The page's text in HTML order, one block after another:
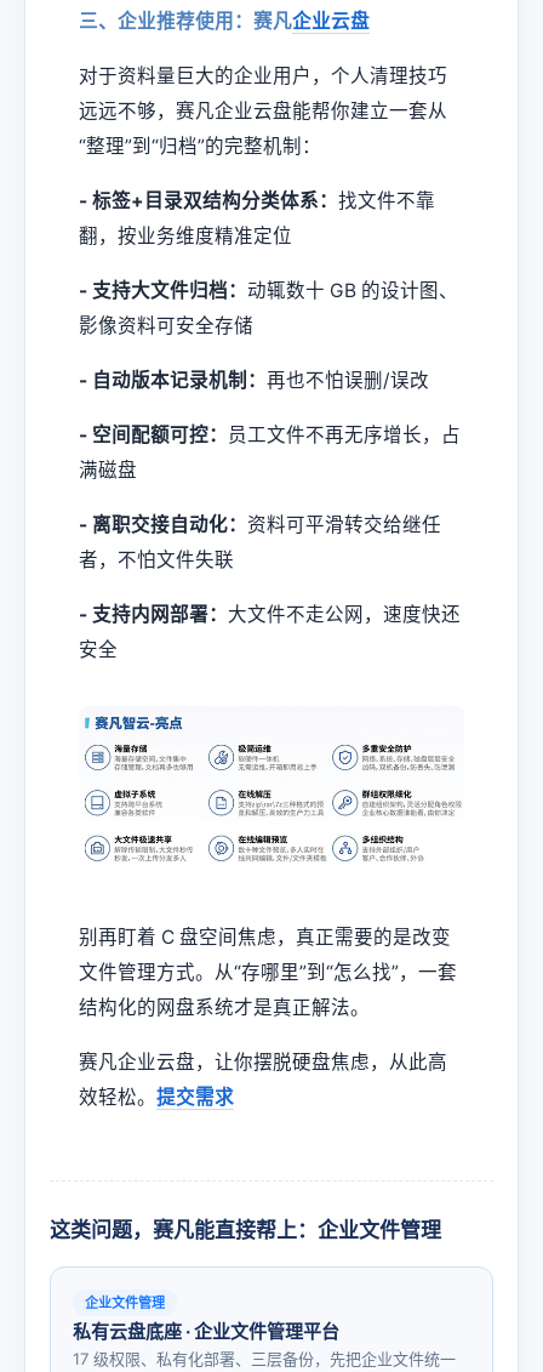
三、企业推荐使用：赛凡企业云盘
对于资料量巨大的企业用户，个人清理技巧
远远不够，赛凡企业云盘能帮你建立一套从
“整理”到“归档”的完整机制：
- 标签+目录双结构分类体系： 找文件不靠
翻，按业务维度精准定位
- 支持大文件归档： 动辄数十 GB 的设计图、
影像资料可安全存储
- 自动版本记录机制： 再也不怕误删/误改
- 空间配额可控：
员工文件不再无序增长，占
满磁盘
- 离职交接自动化： 资料可平滑转交给继任
者，不怕文件失联
- 支持内网部署： 大文件不走公网，速度快还
安全
别再盯着 C 盘空间焦虑，真正需要的是改变
文件管理方式。从“存哪里”到“怎么找”，一套
结构化的网盘系统才是真正解法。
赛凡企业云盘，让你摆脱硬盘焦虑，从此高
效轻松。 提交需求
这类问题，赛凡能直接帮上：企业文件管理
企业文件管理
私有云盘底座 · 企业文件管理平台
17 级权限、私有化部署、三层备份，先把企业文件统一